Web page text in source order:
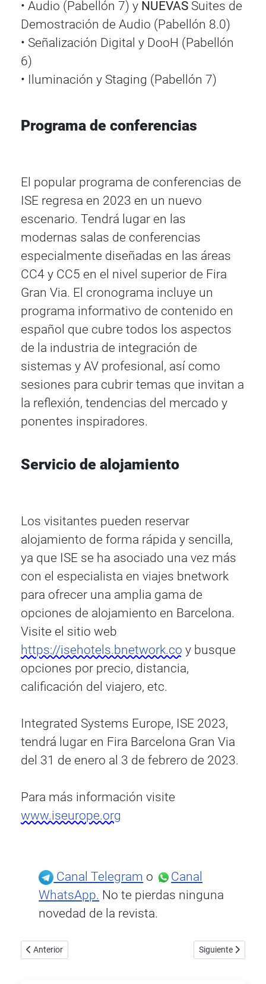
• Audio (Pabellón 7) y NUEVAS Suites de
Demostración de Audio (Pabellón 8.0)
• Señalización Digital y DooH (Pabellón
6)
• Iluminación y Staging (Pabellón 7)
Programa de conferencias
El popular programa de conferencias de
ISE regresa en 2023 en un nuevo
escenario. Tendrá lugar en las
modernas salas de conferencias
especialmente diseñadas en las áreas
CC4 y CC5 en el nivel superior de Fira
Gran Via. El cronograma incluye un
programa informativo de contenido en
español que cubre todos los aspectos
de la industria de integración de
sistemas y AV profesional, así como
sesiones para cubrir temas que invitan a
la reflexión, tendencias del mercado y
ponentes inspiradores.
Servicio de alojamiento
Los visitantes pueden reservar
alojamiento de forma rápida y sencilla,
ya que ISE se ha asociado una vez más
con el especialista en viajes bnetwork
para ofrecer una amplia gama de
opciones de alojamiento en Barcelona.
Visite el sitio web
https://isehotels.bnetwork.coy busque
opciones por precio, distancia,
calificación del viajero, etc.
Integrated Systems Europe, ISE 2023,
tendrá lugar en Fira Barcelona Gran Via
del 31 de enero al 3 de febrero de 2023.
Para más información visite
www.iseurope.org
Canal Telegram o
Canal
WhatsApp. No te pierdas ninguna
novedad de la revista.
Artículo anterior: Linn presenta Selekt DSM
Anterior Artículo
Siguiente